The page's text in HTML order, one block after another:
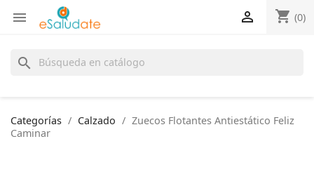
 shopping_cart (0)

search
Categorías Calzado
Zuecos Flotantes Antiestático Feliz
Caminar